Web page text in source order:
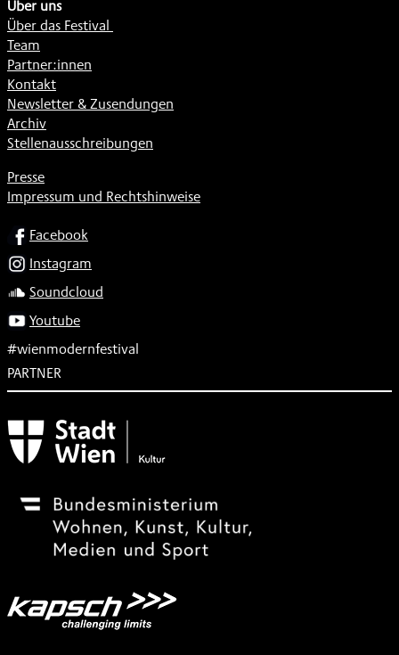
Über uns
Über das Festival
Team
Partner:innen
Kontakt
Newsletter & Zusendungen
Archiv
Stellenausschreibungen
Presse
Impressum und Rechtshinweise
SOCIALFacebook
Instagram
Soundcloud
Youtube
#wienmodernfestival
PARTNER
Subventionsgeber